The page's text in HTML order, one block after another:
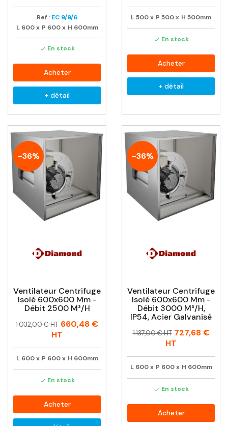
Ref : EC 9/9/6
L 600 x P 600 x H 600mm
 En stock
Acheter
+ détail
L500x P 500x H 500mm
 En stock
Acheter
+ détail
-36%
Ventilateur Centrifuge
Isolé 600x600 Mm -
Débit 2500 M³/h
Prix
Prix
1 032,00 € HT 660,48 €
HT
L 600 x P 600 x H 600mm
 En stock
Acheter
-36%
Ventilateur Centrifuge
Isolé 600x600 Mm -
Débit 3000 M³/h,
IP54, Acier Galvanisé
Prix
Prix
1 137,00 € HT 727,68 €
HT
L 600 x P 600 x H 600mm
 En stock
Acheter